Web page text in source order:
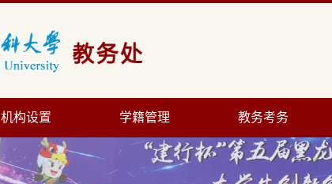
机构设置 学籍管理 教务考务